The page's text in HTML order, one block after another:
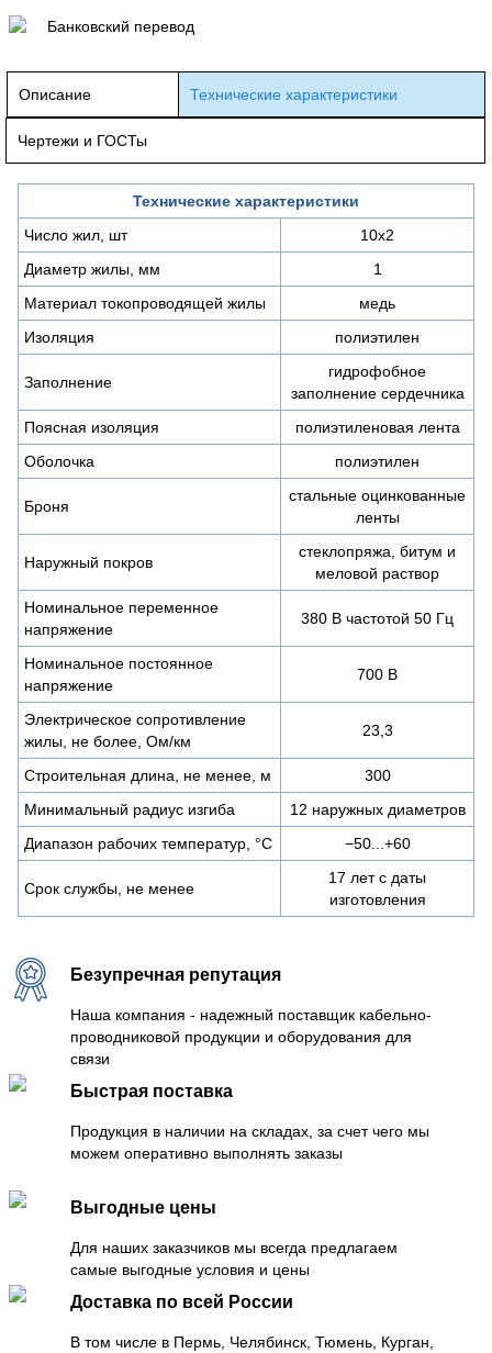
Банковский перевод
Описание Технические характеристики
Чертежи и ГОСТы
Технические характеристики
Число жил, шт
10х2
Диаметр жилы, мм
1
Материал токопроводящей жилы
медь
Изоляция
полиэтилен
Заполнение
гидрофобное
заполнение сердечника
Поясная изоляция
полиэтиленовая лента
Оболочка
полиэтилен
Броня
стальные оцинкованные
ленты
Наружный покров
стеклопряжа, битум и
меловой раствор
Номинальное переменное
напряжение
380 В частотой 50 Гц
Номинальное постоянное
напряжение
700 В
Электрическое сопротивление
жилы, не более, Ом/км
23,3
Строительная длина, не менее, м
300
Минимальный радиус изгиба
12 наружных диаметров
Диапазон рабочих температур, °C
−50...+60
Срок службы, не менее
17 лет с даты
изготовления
Безупречная репутация
Наша компания - надежный поставщик кабельно-
проводниковой продукции и оборудования для
связи
Быстрая поставка
Продукция в наличии на складах, за счет чего мы
можем оперативно выполнять заказы
Выгодные цены
Для наших заказчиков мы всегда предлагаем
самые выгодные условия и цены
Доставка по всей России
В том числе в Пермь, Челябинск, Тюмень, Курган,